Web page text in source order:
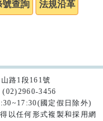
路1段161號
3456
國定假日除外)
以任何形式複製和採用網